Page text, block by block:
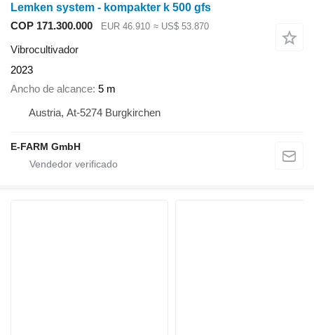
Lemken system - kompakter k 500 gfs
COP 171.300.000
EUR 46.910 ≈ US$ 53.870
Vibrocultivador
2023
Ancho de alcance 5 m
Austria, At-5274 Burgkirchen
E-FARM GmbH